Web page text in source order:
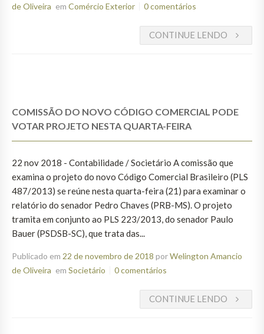
de Oliveira em Comércio Exterior 0 comentários
CONTINUE LENDO
COMISSÃO DO NOVO CÓDIGO COMERCIAL PODE
VOTAR PROJETO NESTA QUARTA-FEIRA
22 nov 2018 - Contabilidade / Societário A comissão que
examina o projeto do novo Código Comercial Brasileiro (PLS
487/2013) se reúne nesta quarta-feira (21) para examinar o
relatório do senador Pedro Chaves (PRB-MS). O projeto
tramita em conjunto ao PLS 223/2013, do senador Paulo
Bauer (PSDSB-SC), que trata das...
Publicado em 22 de novembro de 2018 porWelington Amancio
de Oliveira em Societário 0 comentários
CONTINUE LENDO